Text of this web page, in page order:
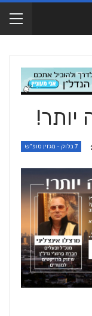
יותר!
7 בלוק - מגזין סופ"ש